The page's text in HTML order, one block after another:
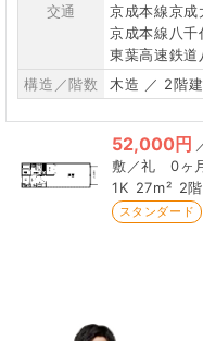
交通
京成本線京成
京成本線八千
東葉高速鉄
構造／階数
木造 ／ 2階建
52,000円
0ヶ
1K 27m² 2階
スタンダード